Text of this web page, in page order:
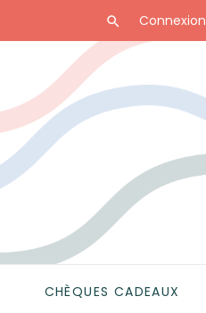
 Connexion
CHÈQUES CADEAUX